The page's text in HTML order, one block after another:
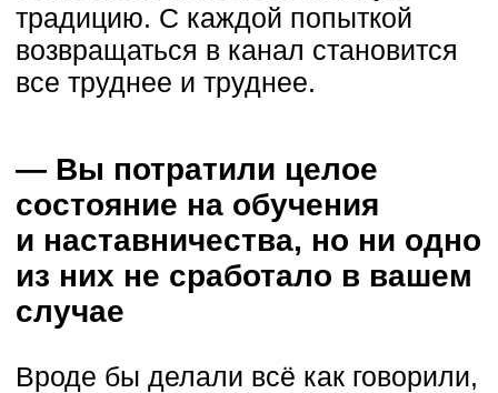
Вроде бы делали всё как говорили,
но фонтана заявок на ваш продукт
не видно. А наоборот, падают
охваты и дорожает подписчик.
Окупается всё хуже. Грустно…
— Вас расстраивает, что блог
приносит заявки, но совсем
не от тех людей, с которыми
вы хотели бы работать
Люди приходят в личку,
спрашивают у вас цену, а потом
навсегда исчезают.
и больше вопросов у них к вам нет.